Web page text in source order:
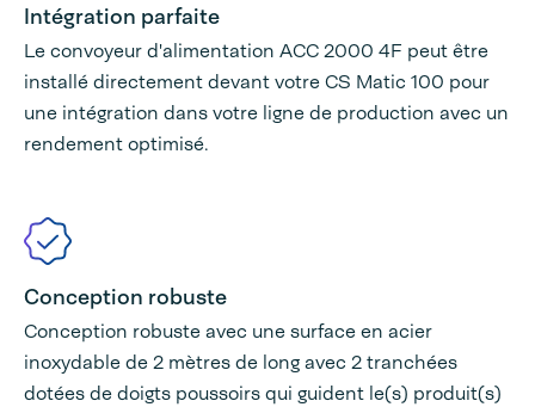
Intégration parfaite
Le convoyeur d'alimentation ACC 2000 4F peut être
installé directement devant votre CS Matic 100 pour
une intégration dans votre ligne de production avec un
rendement optimisé.
Conception robuste
Conception robuste avec une surface en acier
inoxydable de 2 mètres de long avec 2 tranchées
dotées de doigts poussoirs qui guident le(s) produit(s)